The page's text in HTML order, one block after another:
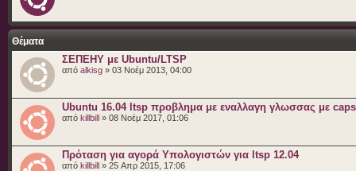
Θέματα
ΣΕΠΕΗΥ με Ubuntu/LTSP
από alkisg » 03 Νοέμ 2013, 04:00
Ubuntu 16.04 ltsp προβλημα με εναλλαγη γλωσσας με
από killbill » 08 Νοέμ 2017, 01:06
Πρόταση για αγορά Υπολογιστών για ltsp 12.04
από killbill » 25 Απρ 2015, 17:06